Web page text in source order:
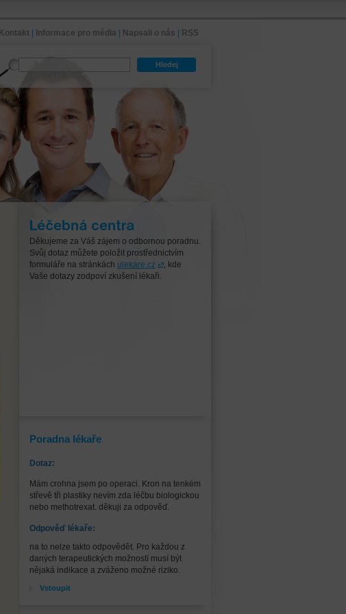
Kontakt Informace pro média Napsali o nás
RSS
Hledej
Léčebná centra
Děkujeme za Váš zájem o odbornou poradnu.
Svůj dotaz můžete položit prostřednictvím
formuláře na stránkách ulekare.cz
, kde
Vaše dotazy zodpoví zkušení lékaři.
Poradna lékaře
Dotaz:
Mám crohna jsem po operaci. Kron na tenkém
střevě tři plastiky nevím zda léčbu biologickou
nebo methotrexat. děkuji za odpověď.
Odpověď lékaře:
na to nelze takto odpovědět. Pro každou z
daných terapeutických možností musí být
nějaká indikace a zváženo možné riziko.
Vstoupit